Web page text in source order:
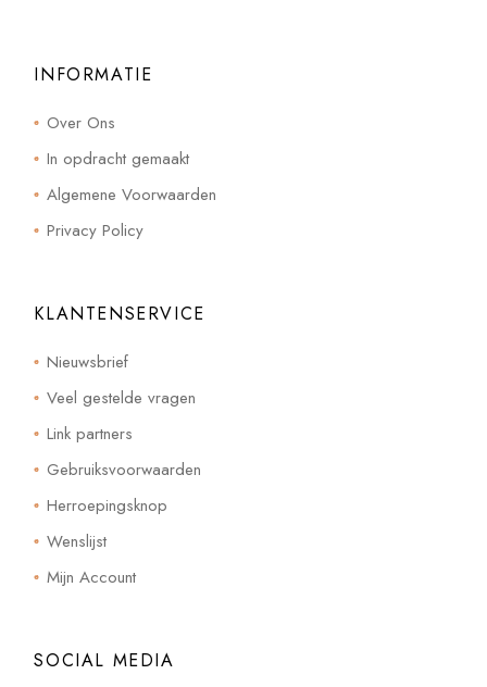
INFORMATIE
Over Ons
In opdracht gemaakt
Algemene Voorwaarden
Privacy Policy
KLANTENSERVICE
Nieuwsbrief
Veel gestelde vragen
Link partners
Gebruiksvoorwaarden
Herroepingsknop
Wenslijst
Mijn Account
SOCIAL MEDIA